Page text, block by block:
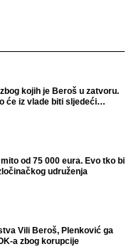
kojih je Beroš u zatvoru.
će iz vlade biti sljedeći
od 75 000 eura. Evo tko bi
udruženja
Vili Beroš, Plenković ga
a zbog korupcije